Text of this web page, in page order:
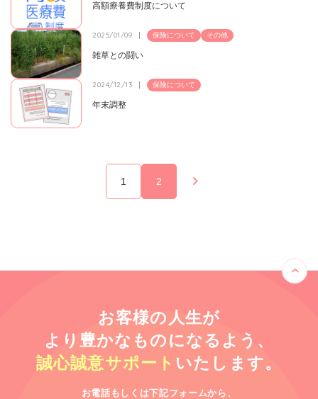
高額療養費制度について
2025/01/09 保険について その他
雑草との闘い
2024/12/13 保険について
年末調整
1 2
お客様の人生が
より豊かなものになるよう、
誠心誠意サポート いたします。
お電話もしくは下記フォームから、